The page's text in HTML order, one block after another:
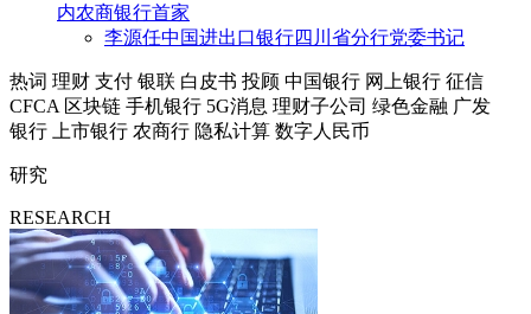
内农商银行首家
李源任中国进出口银行四川省分行党委书记
热词 理财 支付 银联 白皮书 投顾 中国银行 网上银行 征信
CFCA 区块链 手机银行 5G消息 理财子公司 绿色金融 广发
银行
上市银行 农商行 隐私计算 数字人民币
研究
RESEARCH